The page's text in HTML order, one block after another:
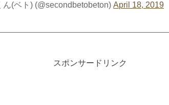
(ベト) (@secondbetobeton)April 18, 2019
スポンサードリンク